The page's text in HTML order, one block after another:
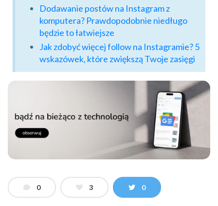
Dodawanie postów na Instagram z
komputera? Prawdopodobnie niedługo
będzie to łatwiejsze
Jak zdobyć więcej follow na Instagramie? 5
wskazówek, które zwiększą Twoje zasięgi
0 3 0